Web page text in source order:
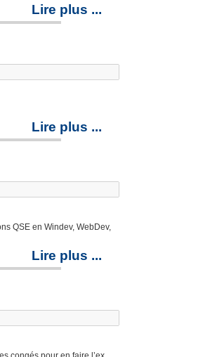
Lire plus ...
Lire plus ...
QSE en Windev, WebDev,
Lire plus ...